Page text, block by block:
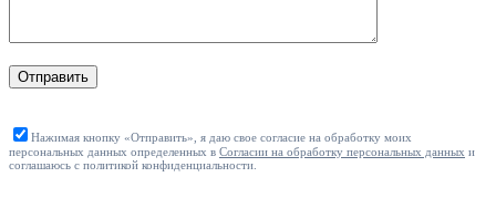
Отправить
Нажимая кнопку «Отправить», я даю свое согласие на обработку моих
персональных данных определенных в Согласии на обработку персональных данных и
соглашаюсь с политикой конфиденциальности.